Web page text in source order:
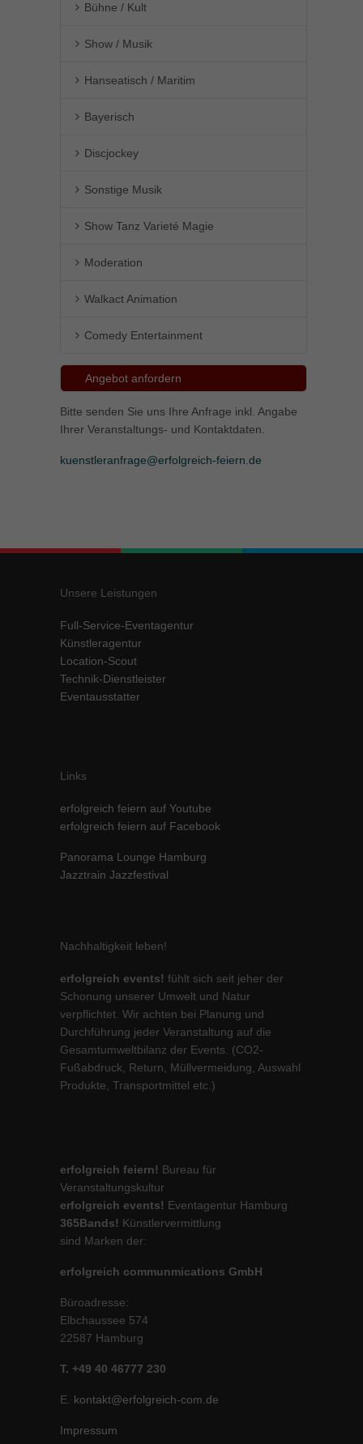
Bühne / Kult
Show / Musik
Hanseatisch / Maritim
Bayerisch
Discjockey
Sonstige Musik
Show Tanz Varieté Magie
Moderation
Walkact Animation
Comedy Entertainment
Angebot anfordern
Bitte senden Sie uns Ihre Anfrage inkl. Angabe
Ihrer Veranstaltungs- und Kontaktdaten.
kuenstleranfrage@erfolgreich-feiern.de
Unsere Leistungen
Full-Service-Eventagentur
Künstleragentur
Location-Scout
Technik-Dienstleister
Eventausstatter
Links
erfolgreich feiern auf Youtube
erfolgreich feiern auf Facebook
Panorama Lounge Hamburg
Jazztrain Jazzfestival
Nachhaltigkeit leben!
erfolgreich events! fühlt sich seit jeher der
Schonung unserer Umwelt und Natur
verpflichtet. Wir achten bei Planung und
Durchführung jeder Veranstaltung auf die
Gesamtumweltbilanz der Events. (CO2-
Fußabdruck, Return, Müllvermeidung, Auswahl
Produkte, Transportmittel etc.)
erfolgreich feiern! Bureau für
Veranstaltungskultur
erfolgreich events! Eventagentur Hamburg
365Bands! Künstlervermittlung
sind Marken der:
erfolgreich communmications GmbH
Büroadresse:
Elbchaussee 574
22587 Hamburg
T. +49 40 46777 230
E. kontakt@erfolgreich-com.de
Impressum